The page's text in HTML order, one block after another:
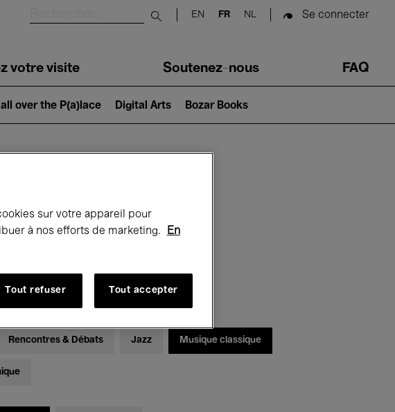
Submit search
EN FR NL Se connecter
votre visite Soutenez-nous FAQ
all over the P(a)lace Digital Arts Bozar Books
Bozar
Rencontres & Débats Jazz Musique classique
sur votre appareil pour
à nos efforts de marketing.
En
Tout refuser Tout accepter